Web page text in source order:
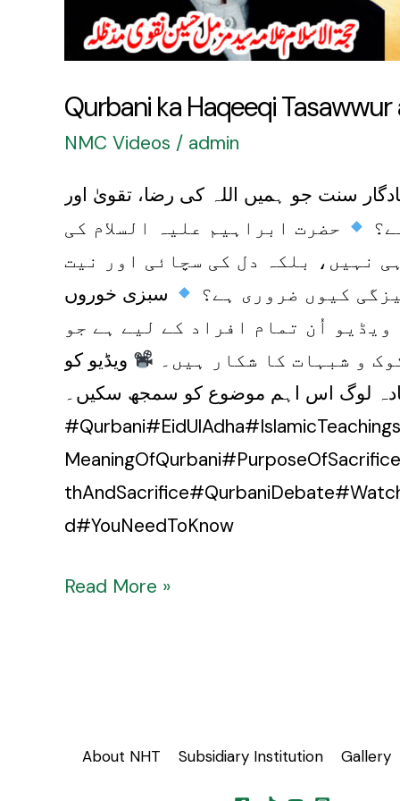
Qurbani ka Haqeeqi
NMC Videos / admin
سنت جو ہمیں اللہ کی رضا، تقویٰ اور
حضرت ابراہیم علیہ السلام کی
نہیں، بلکہ دل کی سچائی اور نیت
کیوں ضروری ہے؟
اُن تمام افراد کے لیے ہے جو
و شبہات کا شکار ہیں۔
ویڈیو کو
لوگ اس اہم موضوع کو سمجھ سکیں۔
d#YouNeedToKnow
Read More »
About NHT Subsidiary Institution Gallery